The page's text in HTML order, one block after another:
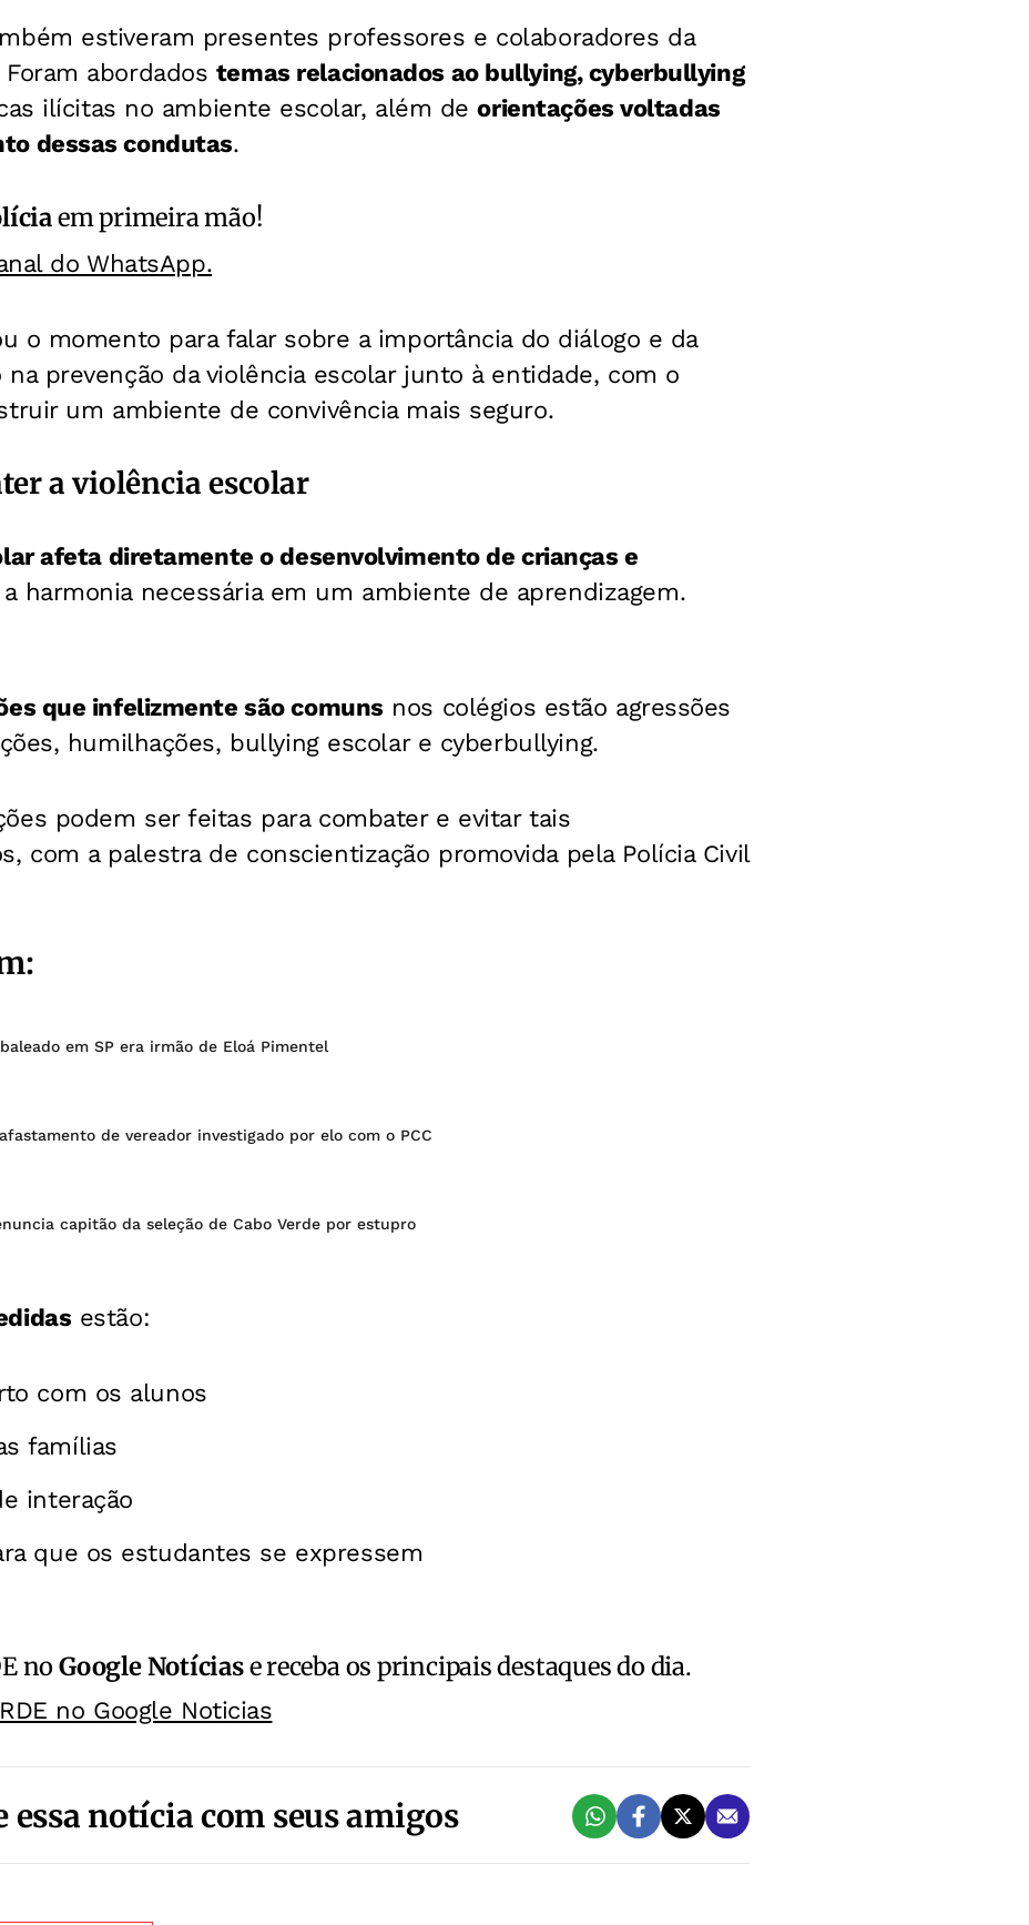
estiveram presentes professores e colaboradores da
abordados temas relacionados ao bullying, cyberbullying
ilícitas no ambiente escolar, além deorientações voltadas
dessas condutas.
em primeira mão!
do WhatsApp.
o momento para falar sobre a importância do diálogo e da
na prevenção da violência escolar junto à entidade, com o
um ambiente de convivência mais seguro.
a violência escolar
afeta diretamente o desenvolvimento de crianças e
a harmonia necessária em um ambiente de aprendizagem.
que infelizmente são comuns nos colégios estão agressões
humilhações, bullying escolar e cyberbullying.
podem ser feitas para combater e evitar tais
com a palestra de conscientização promovida pela Polícia Civil
em SP era irmão de Eloá Pimentel
de vereador investigado por elo com o PCC
capitão da seleção de Cabo Verde por estupro
estão:
com os alunos
famílias
interação
que os estudantes se expressem
noGoogle Notíciase receba os principais destaques do dia.
no Google Noticias
notícia com seus amigos